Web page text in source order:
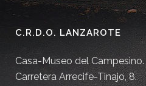
C.R.D.O. LANZAROTE
Casa-Museo del Campesino.
Carretera Arrecife-Tinajo, 8.